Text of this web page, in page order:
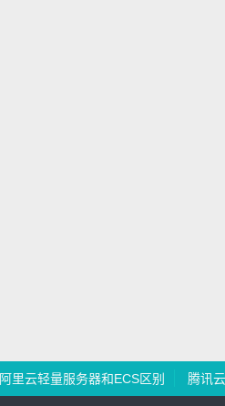
阿里云轻量服务器和ECS区别 腾讯